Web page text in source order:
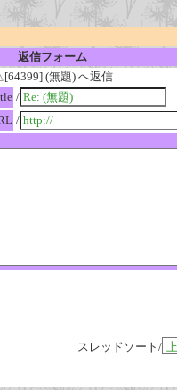
返信フォーム
(無題) へ返信
/
/
スレッドソート/